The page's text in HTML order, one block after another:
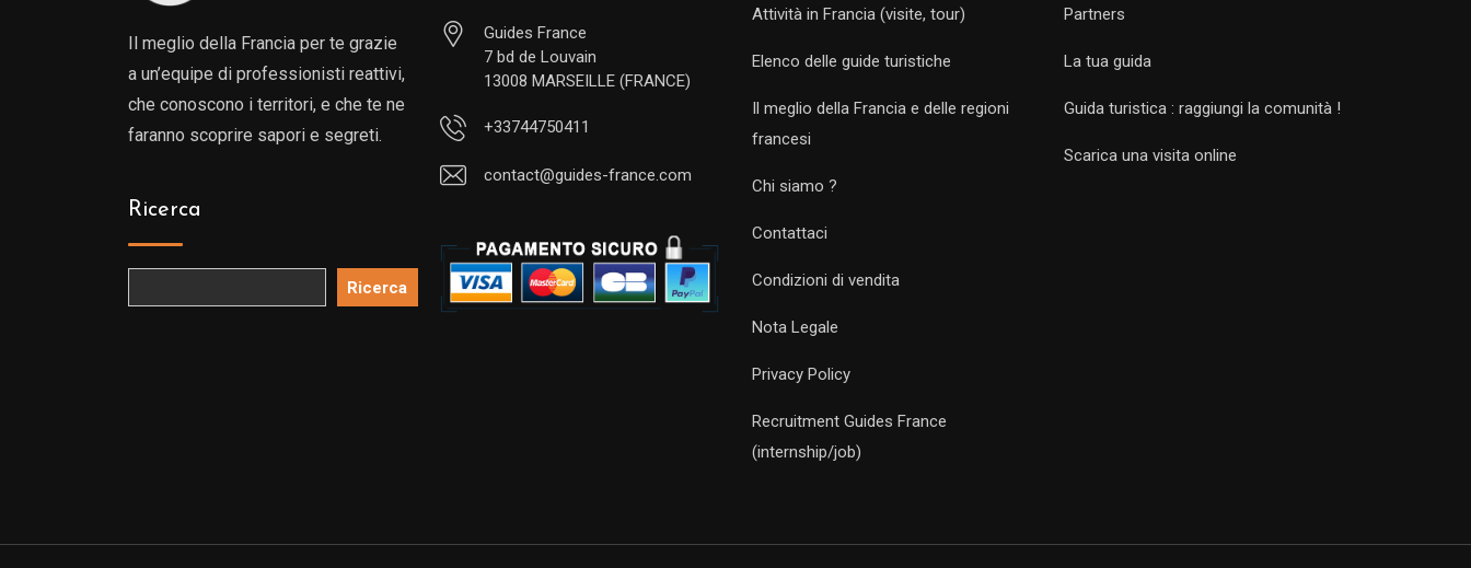
Il meglio della Francia per te grazie
a un’equipe di professionisti reattivi,
che conoscono i territori, e che te ne
faranno scoprire sapori e segreti.
Ricerca
Ricerca
Guides France
7 bd de Louvain
13008 MARSEILLE (FRANCE)
+33744750411
contact@guides-france.com
Attività in Francia (visite, tour)
Elenco delle guide turistiche
Il meglio della Francia e delle regioni
francesi
Chi siamo ?
Contattaci
Condizioni di vendita
Nota Legale
Privacy Policy
Recruitment Guides France
(internship/job)
Partners
La tua guida
Guida turistica : raggiungi la comunità !
Scarica una visita online